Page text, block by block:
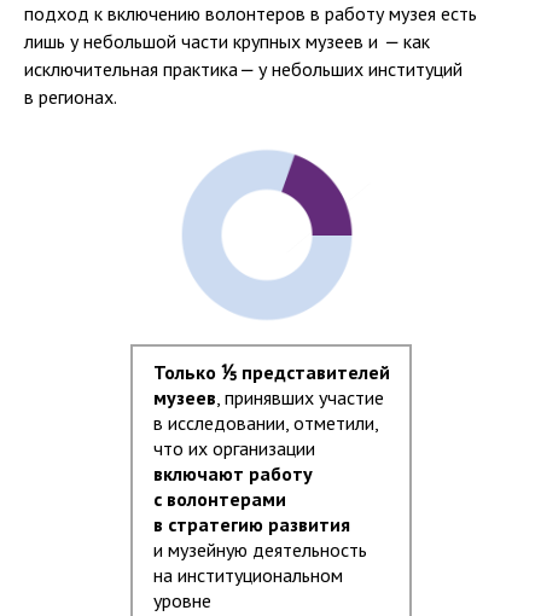
подход к включению волонтеров в работу музея есть
лишь у небольшой части крупных музеев и — как
исключительная практика— у небольших институций
в регионах.
Только ⅕ представителей
музеев, принявших участие
в исследовании, отметили,
что их организации
включают работу
с волонтерами
в стратегию развития
и музейную деятельность
на институциональном
уровне